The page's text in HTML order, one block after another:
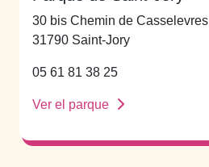
30 bis Chemin de Casselevres
31790 Saint-Jory
05 61 81 38 25
Ver el parque